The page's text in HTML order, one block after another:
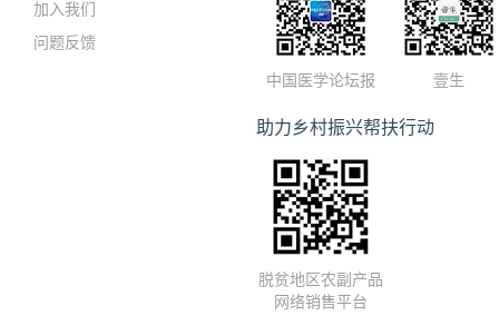
加入我们
问题反馈
中国医学论坛报 壹生
助力乡村振兴帮扶行动
脱贫地区农副产品
网络销售平台